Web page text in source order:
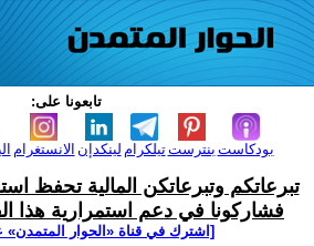
تابعونا على:
الانستغرام لينكدإن تيلكرامبنترست بودكاست
تبرعاتكم وتبرعاتكن المالية تحفظ
فشاركونا في دعم استمرارية هذا
[اشترك في قناة ‫«الحوار المتمدن»